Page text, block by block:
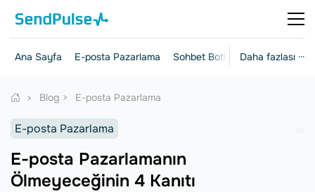
Daha fazlası ···
Ana Sayfa E-posta Pazarlama Sohbet Botları Açılış Sayfaları
Blog E-posta Pazarlama
E-posta Pazarlama
E-posta Pazarlamanın
Ölmeyeceğinin 4 Kanıtı